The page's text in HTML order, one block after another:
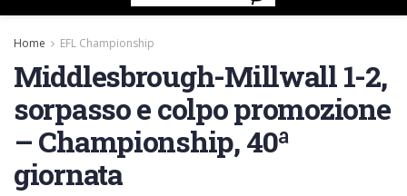
Home EFL Championship
Middlesbrough-Millwall 1-2,
sorpasso e colpo promozione
– Championship, 40ª
giornata